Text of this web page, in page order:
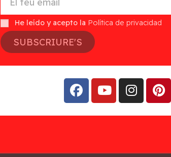
He leído y acepto la Política de privacidad
SUBSCRIURE'S